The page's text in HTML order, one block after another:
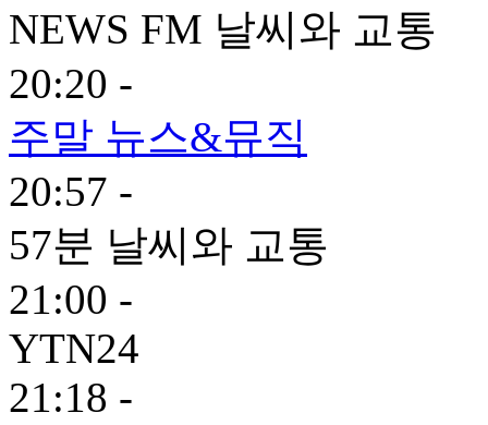
NEWS FM 날씨와 교통
20:20 -
주말 뉴스&뮤직
20:57 -
57분 날씨와 교통
21:00 -
YTN24
21:18 -